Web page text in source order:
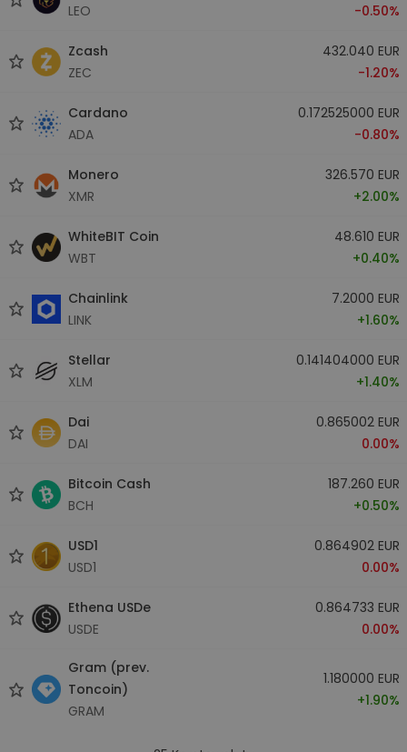
LEO
-0.50%
Zcash
ZEC
432.040 EUR
-1.20%
Cardano
ADA
0.172525000 EUR
-0.80%
Monero
XMR
326.570 EUR
+2.00%
WhiteBIT Coin
WBT
48.610 EUR
+0.40%
Chainlink
LINK
7.2000 EUR
+1.60%
Stellar
XLM
0.141404000 EUR
+1.40%
Dai
DAI
0.865002 EUR
0.00%
Bitcoin Cash
BCH
187.260 EUR
+0.50%
USD1
USD1
0.864902 EUR
0.00%
Ethena USDe
USDE
0.864733 EUR
0.00%
Gram (prev.
Toncoin)
GRAM
1.180000 EUR
+1.90%